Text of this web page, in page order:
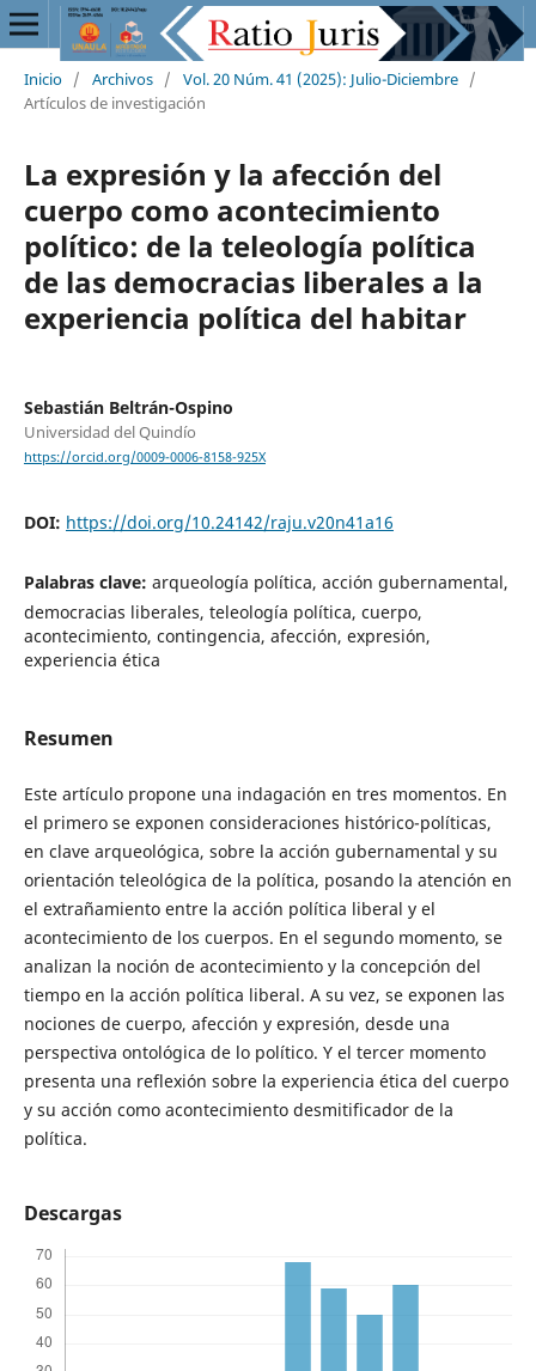
Inicio / Archivos / Vol. 20 Núm. 41 (2025): Julio-Diciembre /
Artículos de investigación
La expresión y la afección del
cuerpo como acontecimiento
político: de la teleología política
de las democracias liberales a la
experiencia política del habitar
Sebastián Beltrán-Ospino
Universidad del Quindío
https://orcid.org/0009-0006-8158-925X
DOI: https://doi.org/10.24142/raju.v20n41a16
Palabras clave: arqueología política, acción gubernamental,
democracias liberales, teleología política, cuerpo,
acontecimiento, contingencia, afección, expresión,
experiencia ética
Resumen
Este artículo propone una indagación en tres momentos. En
el primero se exponen consideraciones histórico-políticas,
en clave arqueológica, sobre la acción gubernamental y su
orientación teleológica de la política, posando la atención en
el extrañamiento entre la acción política liberal y el
acontecimiento de los cuerpos. En el segundo momento, se
analizan la noción de acontecimiento y la concepción del
tiempo en la acción política liberal. A su vez, se exponen las
nociones de cuerpo, afección y expresión, desde una
perspectiva ontológica de lo político. Y el tercer momento
presenta una reflexión sobre la experiencia ética del cuerpo
y su acción como acontecimiento desmitificador de la
política.
Descargas